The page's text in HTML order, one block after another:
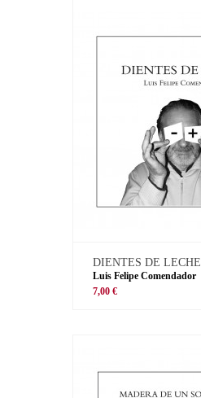
DIENTES DE LECHE
Luis Felipe Comendador
7,00 €